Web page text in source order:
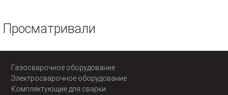
Просматривали
Газосварочное оборудование
Электросварочное оборудование
Комплектующие для сварки